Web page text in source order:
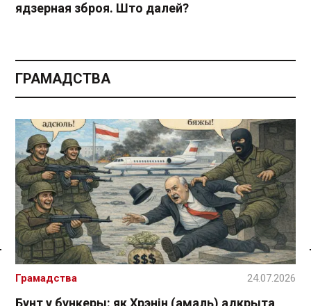
Спасылка без VPN
ядзерная зброя. Што далей?
ГРАМАДСТВА
Бунт у бункеры: як Хрэнін (амаль) адкрыта
Грамадства 24.07.2026